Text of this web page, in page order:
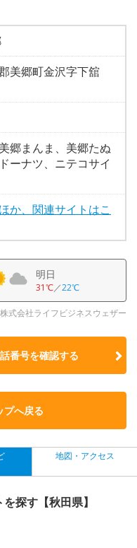
美郷町金沢字下舘
郷まんま、美郷たぬ
ーナツ、ニテコサイ
か、関連サイトはこ
明日
31℃／22℃
式会社ライフビジネスウェザー
番号を確認する
プへ戻る
地図・アクセス
探す【秋田県】